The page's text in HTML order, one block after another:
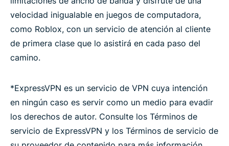
velocidad inigualable en juegos de computadora,
como Roblox, con un servicio de atención al cliente
de primera clase que lo asistirá en cada paso del
camino.
*ExpressVPN es un servicio de VPN cuya intención
en ningún caso es servir como un medio para evadir
los derechos de autor. Consulte los Términos de
servicio de ExpressVPN y los Términos de servicio de